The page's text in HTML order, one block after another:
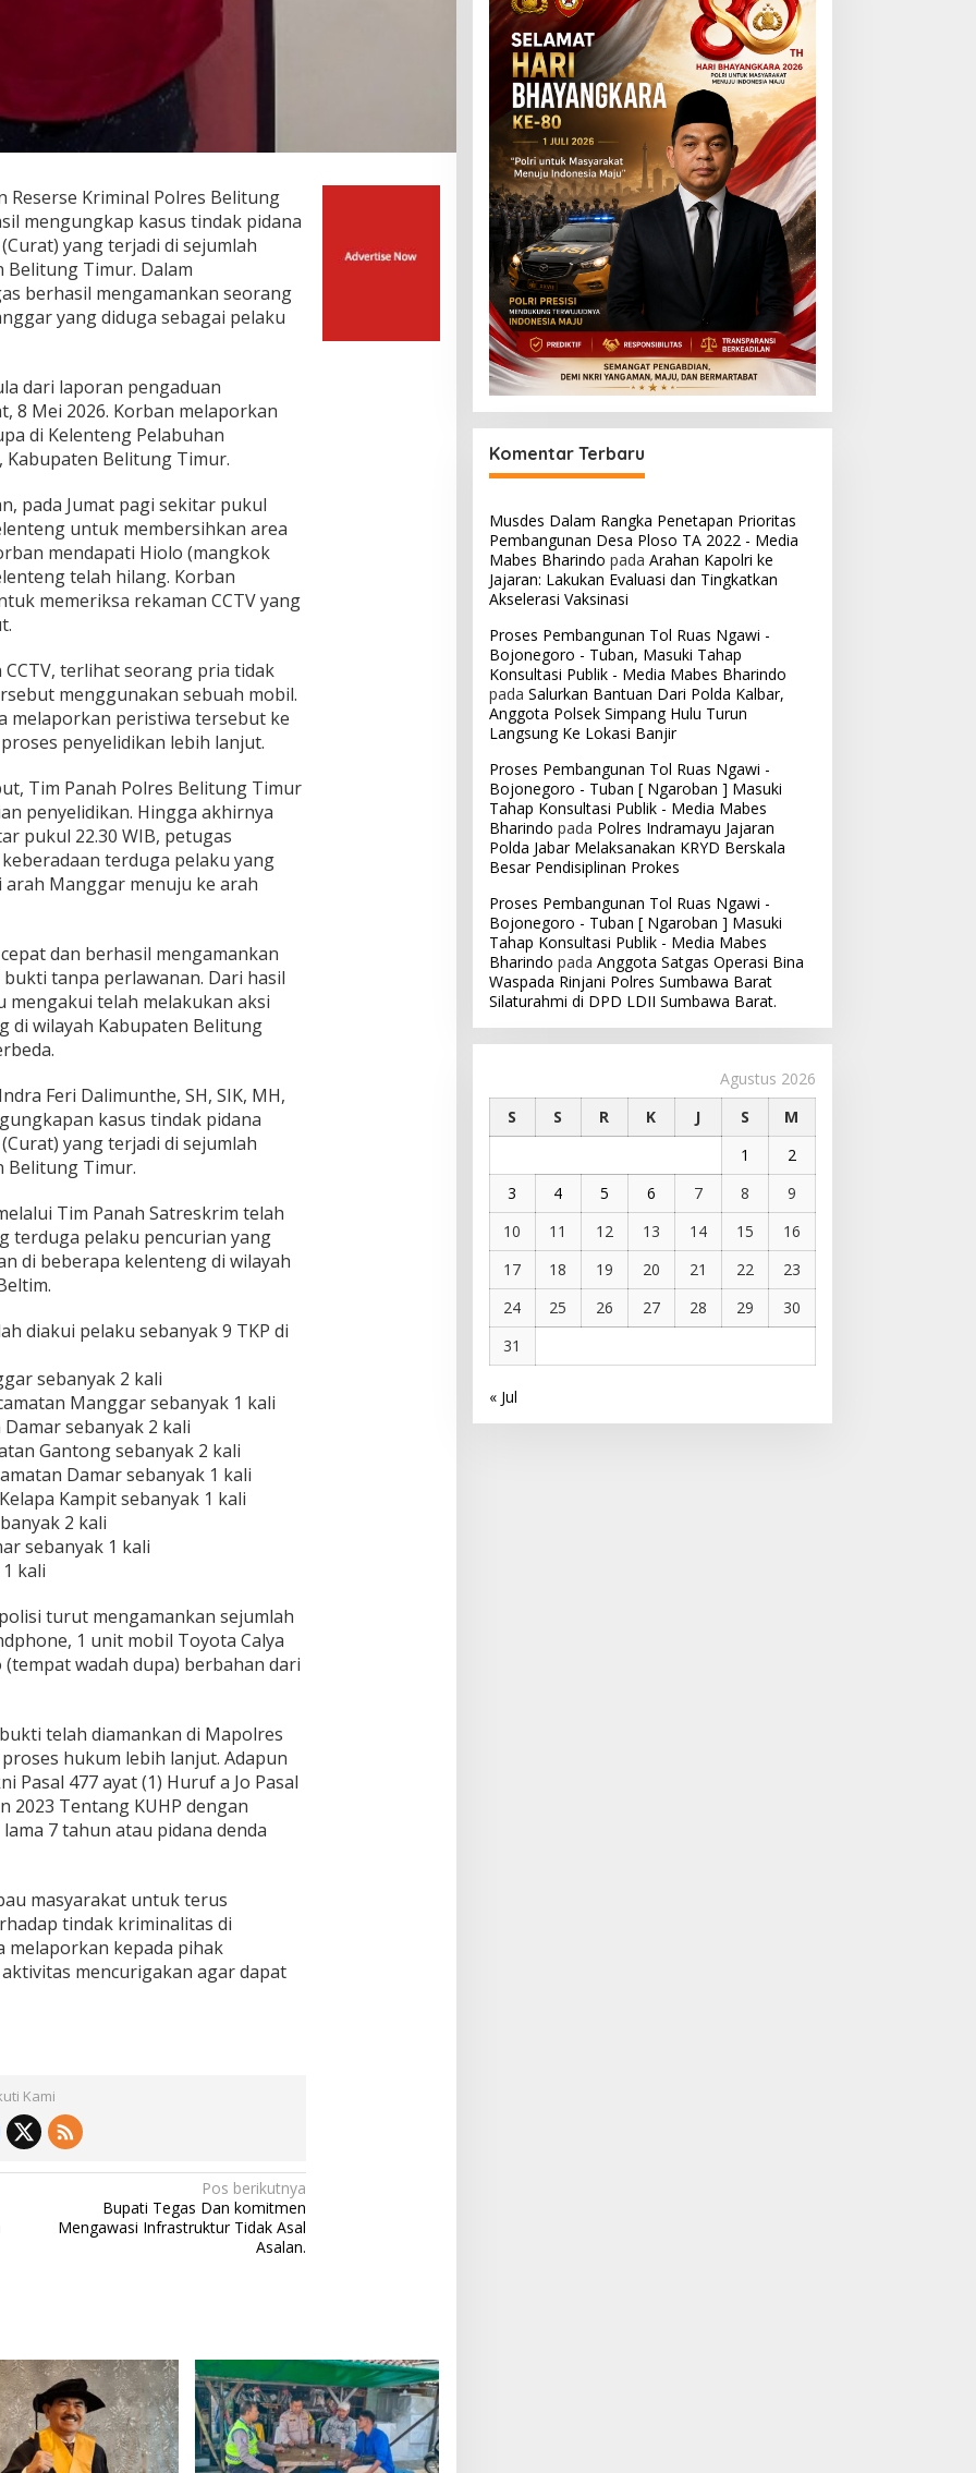
Reserse Kriminal Polres Belitung
mengungkap kasus tindak pidana
yang terjadi di sejumlah
Belitung Timur. Dalam
berhasil mengamankan seorang
yang diduga sebagai pelaku
dari laporan pengaduan
8 Mei 2026. Korban melaporkan
di Kelenteng Pelabuhan
Kabupaten Belitung Timur.
pada Jumat pagi sekitar pukul
untuk membersihkan area
mendapati Hiolo (mangkok
telah hilang. Korban
memeriksa rekaman CCTV yang
terlihat seorang pria tidak
menggunakan sebuah mobil.
melaporkan peristiwa tersebut ke
penyelidikan lebih lanjut.
Tim Panah Polres Belitung Timur
penyelidikan. Hingga akhirnya
pukul 22.30 WIB, petugas
terduga pelaku yang
Manggar menuju ke arah
dan berhasil mengamankan
tanpa perlawanan. Dari hasil
mengakui telah melakukan aksi
di wilayah Kabupaten Belitung
Feri Dalimunthe, SH, SIK, MH,
kasus tindak pidana
yang terjadi di sejumlah
Belitung Timur.
Tim Panah Satreskrim telah
terduga pelaku pencurian yang
di beberapa kelenteng di wilayah
diakui pelaku sebanyak 9 TKP di
sebanyak 2 kali
Manggar sebanyak 1 kali
sebanyak 2 kali
Gantong sebanyak 2 kali
Damar sebanyak 1 kali
Kampit sebanyak 1 kali
2 kali
sebanyak 1 kali
kali
turut mengamankan sejumlah
1 unit mobil Toyota Calya
wadah dupa) berbahan dari
telah diamankan di Mapolres
hukum lebih lanjut. Adapun
Pasal 477 ayat (1) Huruf a Jo Pasal
2023 Tentang KUHP dengan
7 tahun atau pidana denda
masyarakat untuk terus
tindak kriminalitas di
kepada pihak
mencurigakan agar dapat
Kami
Pos berikutnya
Bupati Tegas Dan komitmen
Mengawasi Infrastruktur Tidak Asal
Asalan.
Komentar Terbaru
Musdes Dalam Rangka Penetapan Prioritas
Pembangunan Desa Ploso TA 2022 - Media
Mabes Bharindo pada Arahan Kapolri ke
Jajaran: Lakukan Evaluasi dan Tingkatkan
Akselerasi Vaksinasi
Proses Pembangunan Tol Ruas Ngawi -
Bojonegoro - Tuban, Masuki Tahap
Konsultasi Publik - Media Mabes Bharindo
pada Salurkan Bantuan Dari Polda Kalbar,
Anggota Polsek Simpang Hulu Turun
Langsung Ke Lokasi Banjir
Proses Pembangunan Tol Ruas Ngawi -
Bojonegoro - Tuban [ Ngaroban ] Masuki
Tahap Konsultasi Publik - Media Mabes
Bharindo pada Polres Indramayu Jajaran
Polda Jabar Melaksanakan KRYD Berskala
Besar Pendisiplinan Prokes
Proses Pembangunan Tol Ruas Ngawi -
Bojonegoro - Tuban [ Ngaroban ] Masuki
Tahap Konsultasi Publik - Media Mabes
Bharindo pada Anggota Satgas Operasi Bina
Waspada Rinjani Polres Sumbawa Barat
Silaturahmi di DPD LDII Sumbawa Barat.
Agustus 2026
S
S R K J S
M
1
2
3
4 5 6 7 8
9
10
11 12 13 14 15
16
17
18 19 20 21 22
23
24
25 26 27 28 29
30
31
« Jul